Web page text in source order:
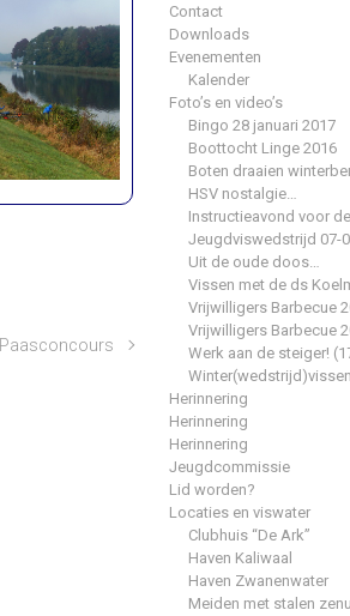
Paasconcours
Contact
Downloads
Evenementen
Kalender
Foto’s en video’s
Bingo 28 januari 2017
Boottocht Linge 2016
Boten draaien
HSV nostalgie…
Instructieavond voor
Jeugdviswedstrijd 07-
Uit de oude doos…
Vissen met de ds
Vrijwilligers Barbecue
Vrijwilligers Barbecue
Werk aan de steiger!
Herinnering
Herinnering
Herinnering
Jeugdcommissie
Lid worden?
Locaties en viswater
Clubhuis “De Ark”
Haven Kaliwaal
Haven Zwanenwater
Meiden met stalen